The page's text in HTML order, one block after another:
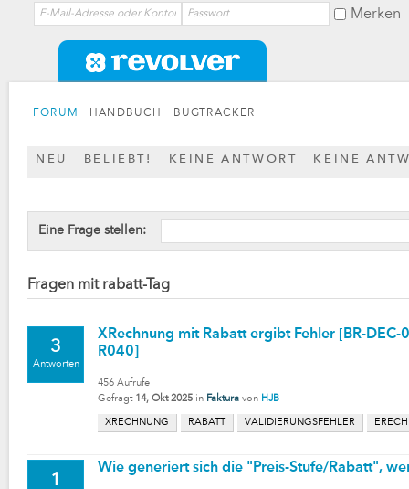
Merken
FORUM HANDBUCH BUGTRACKER
NEU BELIEBT! KEINE ANTWORT KEINE
Eine Frage stellen:
Fragen mit rabatt-Tag
3
Antworten
XRechnung mit Rabatt ergibt Fehler [BR-
R040]
456 Aufrufe
Gefragt 14, Okt 2025 in Faktura von HJB
XRECHNUNG RABATT VALIDIERUNGSFEHLER
1
Wie generiert sich die "Preis-Stufe/Rabatt",